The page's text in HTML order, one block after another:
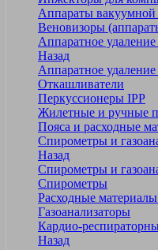
Аппараты вакуумной
Веновизоры
Аппаратное
Назад
Аппаратное
Откашливатели
Перкуссионеры IPP
Жилетные и ручные
Пояса и расходные
Спирометры и
Назад
Спирометры и
Спирометры
Расходные
Газоанализаторы
Кардио-
Назад